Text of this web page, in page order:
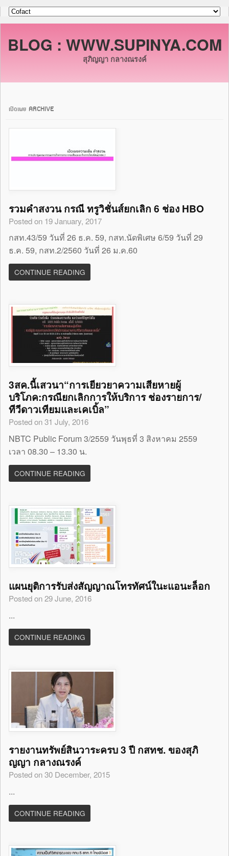
BLOG : WWW.SUPINYA.COM
สุภิญญา กลางณรงค์
เปิดเผย ARCHIVE
รวมคำสงวน กรณี ทรูวิชั่นส์ยกเลิก 6 ช่อง HBO
Posted on 19 January, 2017
กสท.43/59 วันที่ 26 ธ.ค. 59, กสท.นัดพิเศษ 6/59 วันที่ 29
ธ.ค. 59, กสท.2/2560 วันที่ 26 ม.ค.60
CONTINUE READING
3สค.นี้เสวนา“การเยียวยาความเสียหายผู้
บริโภค:กรณียกเลิกการให้บริการ ช่องรายการ/
ทีวีดาวเทียมและเคเบิ้ล”
Posted on 31 July, 2016
NBTC Public Forum 3/2559 วันพุธที่ 3 สิงหาคม 2559
เวลา 08.30 – 13.30 น.
CONTINUE READING
แผนยุติการรับส่งสัญญาณโทรทัศน์ในะแอนะล็อก
Posted on 29 June, 2016
...
CONTINUE READING
รายงานทรัพย์สินวาระครบ 3 ปี กสทช. ของสุภิ
ญญา กลางณรงค์
Posted on 30 December, 2015
...
CONTINUE READING